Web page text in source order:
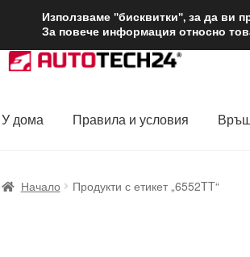
ДОСТАВКА от
Skip
to
Skip
to
У дома
Правила и условия
Начало Продукти с етикет „6552TT“
Използваме "бисквитки", за да ви
За повече информация относно